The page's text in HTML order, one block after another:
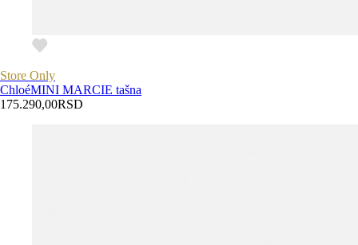
Store Only
ChloéMINI MARCIE tašna
175.290,00RSD